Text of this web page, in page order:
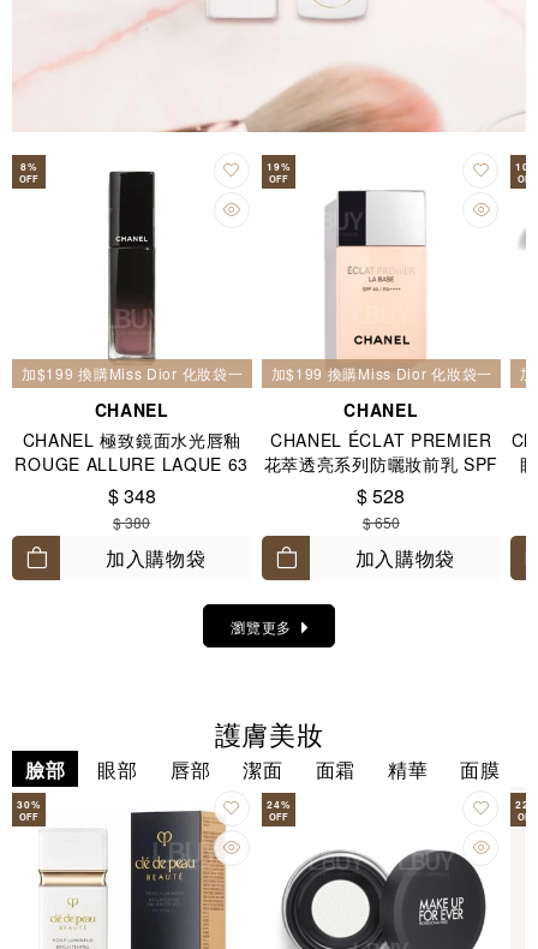
8%
OFF
加$199 換購Miss Dior 化妝袋一個
CHANEL
CHANEL 極致鏡面水光唇釉
ROUGE ALLURE LAQUE 63
ULTIMATE 玫瑰裸色
$ 348
$ 380
加入購物袋
19%
OFF
加$199 換購Miss Dior 化妝袋一個
CHANEL
CHANEL ÉCLAT PREMIER
花萃透亮系列防曬妝前乳 SPF
40 / PA++++ 30ml
$ 528
$ 650
加入購物袋
10
OFF
瀏覽更多
護膚美妝
臉部 眼部 唇部 潔面 面霜 精華 面膜
30%
OFF
24%
OFF
22
OFF